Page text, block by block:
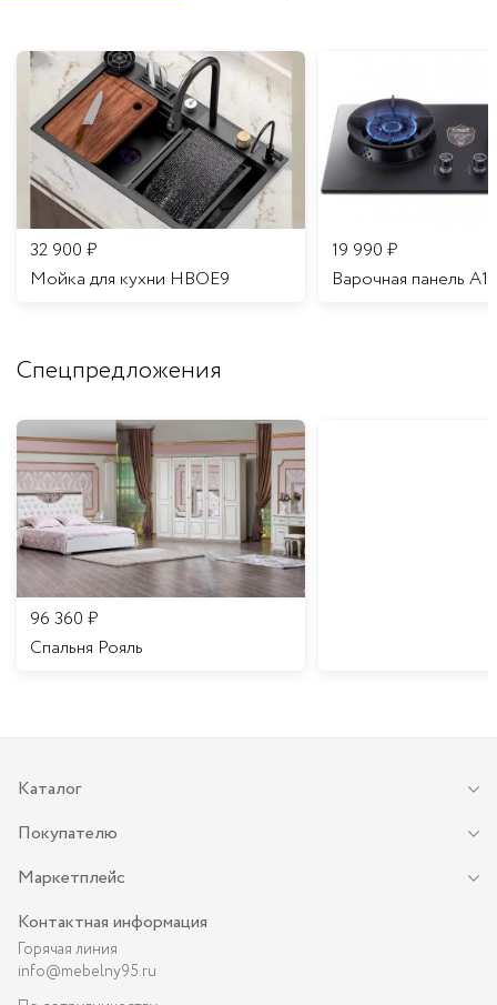
32 900 ₽
Мойка для кухни HBOE9
19 990 ₽
Варочная панель A16
Спецпредложения
96 360 ₽
Спальня Рояль
Каталог
Покупателю
Маркетплейс
Контактная информация
Горячая линия
info@mebelny95.ru